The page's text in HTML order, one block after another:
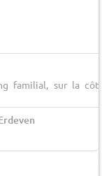
familial, sur la